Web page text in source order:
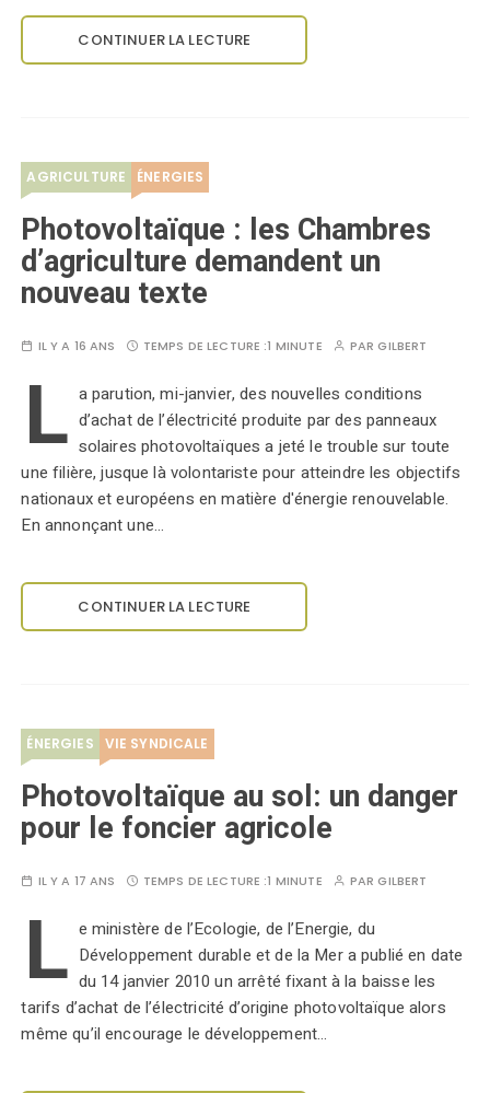
CONTINUER LA LECTURE
AGRICULTURE ÉNERGIES
Photovoltaïque : les Chambres
d’agriculture demandent un
nouveau texte
IL Y A 16 ANS TEMPS DE LECTURE :1 MINUTE PARGILBERT
L a parution, mi-janvier, des nouvelles conditions
d’achat de l’électricité produite par des panneaux
solaires photovoltaïques a jeté le trouble sur toute
une filière, jusque là volontariste pour atteindre les objectifs
nationaux et européens en matière d'énergie renouvelable.
En annonçant une…
CONTINUER LA LECTURE
ÉNERGIES VIE SYNDICALE
Photovoltaïque au sol: un danger
pour le foncier agricole
IL Y A 17 ANS TEMPS DE LECTURE :1 MINUTE PARGILBERT
L e ministère de l’Ecologie, de l’Energie, du
Développement durable et de la Mer a publié en date
du 14 janvier 2010 un arrêté fixant à la baisse les
tarifs d’achat de l’électricité d’origine photovoltaïque alors
même qu’il encourage le développement…